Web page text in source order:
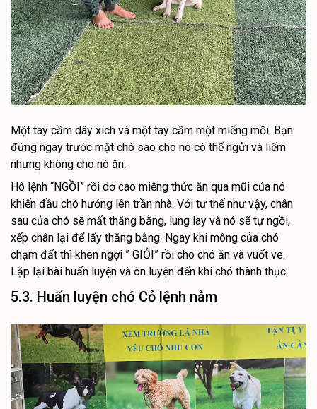
Một tay cầm dây xích và một tay cầm một miếng mồi. Bạn
đứng ngay trước mặt chó sao cho nó có thể ngửi và liếm
nhưng không cho nó ăn.
Hô lệnh “NGỒI” rồi dơ cao miếng thức ăn qua mũi của nó
khiến đầu chó hướng lên trần nhà. Với tư thế như vậy, chân
sau của chó sẽ mất thăng bằng, lung lay và nó sẽ tự ngồi,
xếp chân lại để lấy thăng bằng. Ngay khi mông của chó
chạm đất thì khen ngợi ” GIỎI” rồi cho chó ăn và vuốt ve.
Lặp lại bài huấn luyện và ôn luyện đến khi chó thành thục.
5.3. Huấn luyện chó Cỏ lệnh nằm